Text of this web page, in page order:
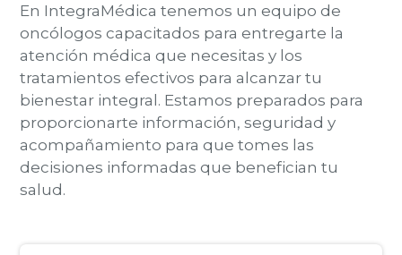
En IntegraMédica tenemos un equipo de
oncólogos capacitados para entregarte la
atención médica que necesitas y los
tratamientos efectivos para alcanzar tu
bienestar integral. Estamos preparados para
proporcionarte información, seguridad y
acompañamiento para que tomes las
decisiones informadas que benefician tu
salud.